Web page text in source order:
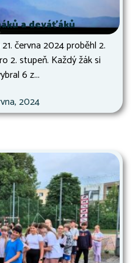
a deváťáků
června 2024 proběhl 2.
2. stupeň. Každý žák si
6 z...
2024